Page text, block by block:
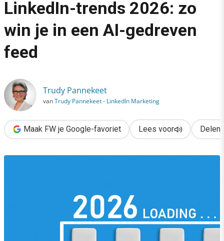
›
Social
›
LinkedIn-trends 2026: zo win je in een AI-gedreven feed
LinkedIn-trends 2026: zo
win je in een AI-gedreven
feed
Trudy Pannekeet
vanTrudy Pannekeet - LinkedIn Marketing
Maak FW je Google-favoriet Lees voor Delen